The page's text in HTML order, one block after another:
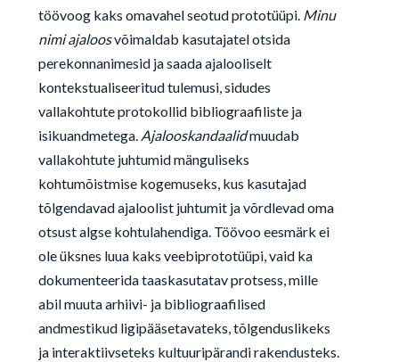
töövoog kaks omavahel seotud prototüüpi. Minu
nimi ajaloosvõimaldab kasutajatel otsida
perekonnanimesid ja saada ajalooliselt
kontekstualiseeritud tulemusi, sidudes
vallakohtute protokollid bibliograafiliste ja
isikuandmetega. Ajalooskandaalidmuudab
vallakohtute juhtumid mänguliseks
kohtumõistmise kogemuseks, kus kasutajad
tõlgendavad ajaloolist juhtumit ja võrdlevad oma
otsust algse kohtulahendiga. Töövoo eesmärk ei
ole üksnes luua kaks veebiprototüüpi, vaid ka
dokumenteerida taaskasutatav protsess, mille
abil muuta arhiivi- ja bibliograafilised
andmestikud ligipääsetavateks, tõlgenduslikeks
ja interaktiivseteks kultuuripärandi rakendusteks.